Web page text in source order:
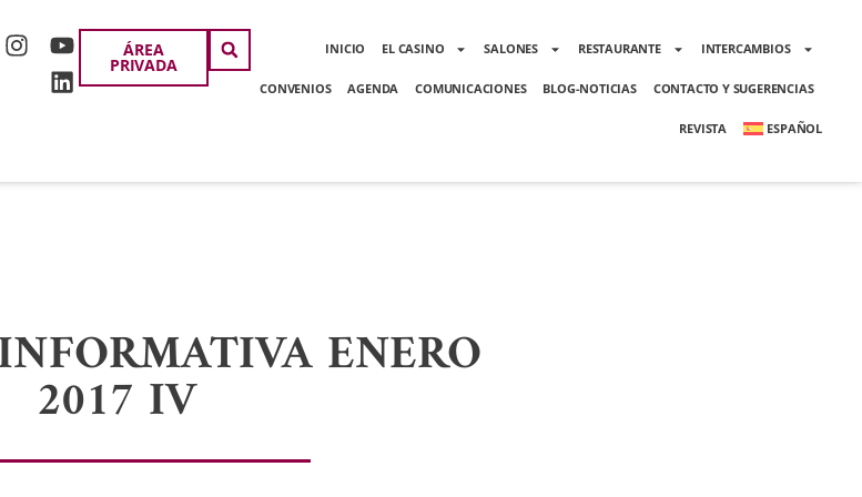
ÁREA
PRIVADA
INICIO EL CASINO SALONES RESTAURANTE INTERCAMBIOS
CONVENIOS AGENDA COMUNICACIONES BLOG-NOTICIAS CONTACTO Y SUGERENCIAS
REVISTA ESPAÑOL
ENERO
2017 IV